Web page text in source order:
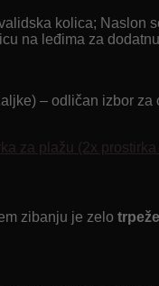
kolica;
na leđima za
– odličan izbor
za plažu (2x
zibanju je zelo